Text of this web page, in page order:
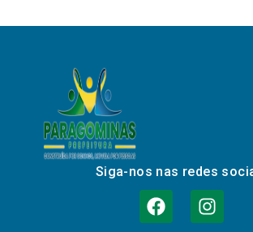
Siga-nos nas redes